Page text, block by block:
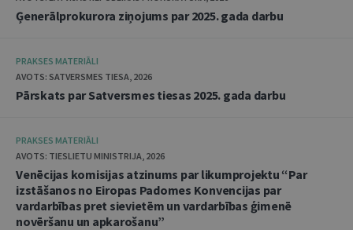
Ģenerālprokurora ziņojums par 2025. gada darbu
PRAKSES MATERIĀLI
AVOTS: SATVERSMES TIESA, 2026
Pārskats par Satversmes tiesas 2025. gada darbu
PRAKSES MATERIĀLI
AVOTS: TIESLIETU MINISTRIJA, 2026
Venēcijas komisijas atzinums par likumprojektu “Par
izstāšanos no Eiropas Padomes Konvencijas par
vardarbības pret sievietēm un vardarbības ģimenē
novēršanu un apkarošanu”